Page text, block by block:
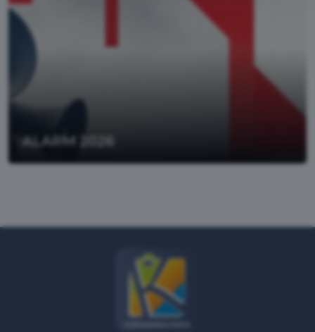
ALARM 2026